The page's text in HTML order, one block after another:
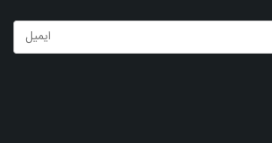
قرص مزالازین- ناژو 500